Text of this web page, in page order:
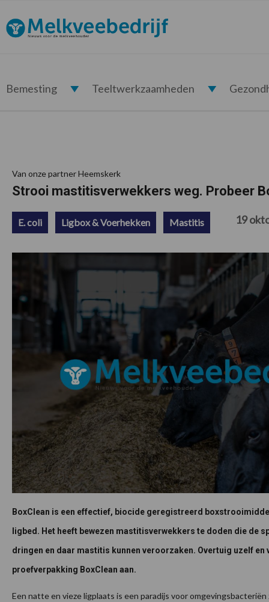
de
hoofdnavigatie
de
hoofd
de
eerste
de
voettekst
Melkveebedrijf.nl
Bemesting Teeltwerkzaamheden
Van onze partner Heemskerk
Strooi mastitisverwekkers weg. Probeer
E. coli Ligbox & Voerhekken Mastitis 19
BoxClean is een effectief, biocide geregistreerd
ligbed. Het heeft bewezen mastitisverwekkers te doden die de
dringen en daar mastitis kunnen veroorzaken. Overtuig uzelf en
proefverpakking BoxClean aan.
Een natte en vieze ligplaats is een paradijs voor omgevingsbacteriën